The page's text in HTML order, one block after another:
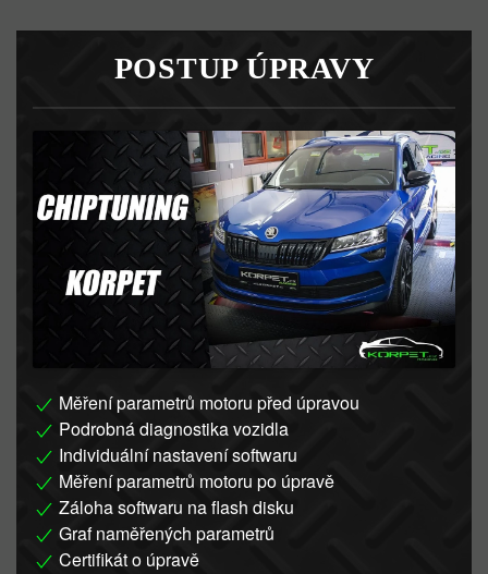
POSTUP ÚPRAVY
Měření parametrů motoru před úpravou
Podrobná diagnostika vozidla
Individuální nastavení softwaru
Měření parametrů motoru po úpravě
Záloha softwaru na flash disku
Graf naměřených parametrů
Certifikát o úpravě